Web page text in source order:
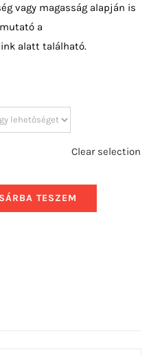
vagy magasság alapján is
a
alatt található.
Clear selection
TESZEM